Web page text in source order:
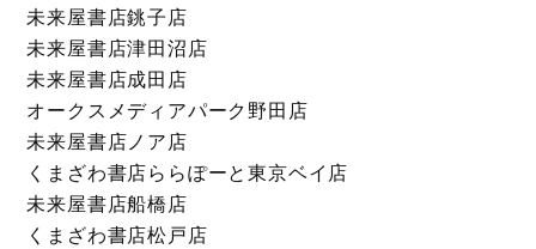
未来屋書店銚子店
未来屋書店津田沼店
未来屋書店成田店
オークスメディアパーク野田店
未来屋書店ノア店
くまざわ書店ららぽーと東京ベイ店
未来屋書店船橋店
くまざわ書店松戸店